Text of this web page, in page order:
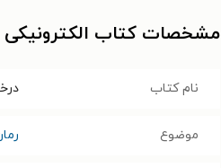
مشخصات کتاب الکترونیکی
نام کتاب
موضوع